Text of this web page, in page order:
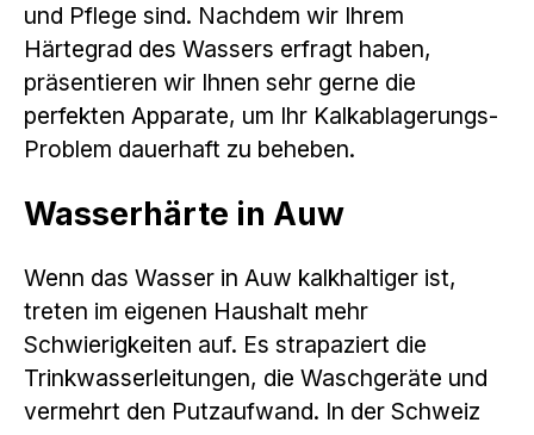
und Pflege sind. Nachdem wir Ihrem
Härtegrad des Wassers erfragt haben,
präsentieren wir Ihnen sehr gerne die
perfekten Apparate, um Ihr Kalkablagerungs-
Problem dauerhaft zu beheben.
Wasserhärte in Auw
Wenn das Wasser in Auw kalkhaltiger ist,
treten im eigenen Haushalt mehr
Schwierigkeiten auf. Es strapaziert die
Trinkwasserleitungen, die Waschgeräte und
vermehrt den Putzaufwand. In der Schweiz